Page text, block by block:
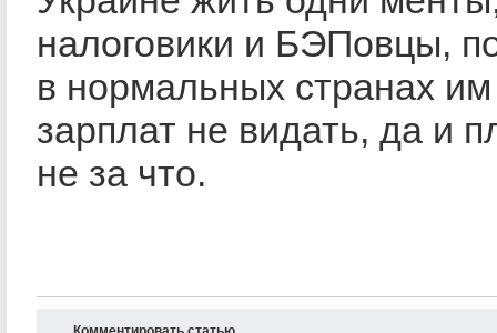
налоговики и БЭПовцы,
в нормальных странах им
зарплат не видать, да и
не за что.